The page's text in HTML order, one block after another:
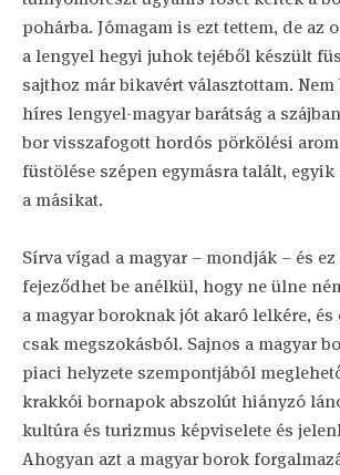
pohárba. Jómagam is ezt tettem, de az
a lengyel hegyi juhok tejéből készült
sajthoz már bikavért választottam. Nem
híres lengyel-magyar barátság a
bor visszafogott hordós pörkölési
füstölése szépen egymásra talált,
a másikat.
Sírva vígad a magyar – mondják – és
fejeződhet be anélkül, hogy ne ülne
a magyar boroknak jót akaró lelkére, és
csak megszokásból. Sajnos a magyar
piaci helyzete szempontjából
krakkói bornapok abszolút hiányzó
kultúra és turizmus képviselete és
Ahogyan azt a magyar borok